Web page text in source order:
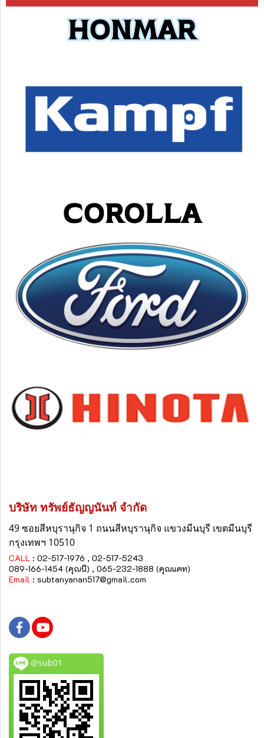
บริษัท ทรัพย์ธัญญนันท์ จำกัด
49 ซอยสีหบุรานุกิจ 1 ถนนสีหบุรานุกิจ แขวงมีนบุรี เขตมีนบุรี
กรุงเทพฯ 10510
CALL : 02-517-1976 , 02-517-5243
089-166-1454 (คุณนี) , 065-232-1888 (คุณแคท)
Email : subtanyanan517@gmail.com
@sub01